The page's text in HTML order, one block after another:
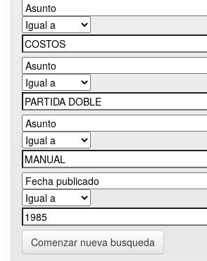
Comenzar nueva busqueda